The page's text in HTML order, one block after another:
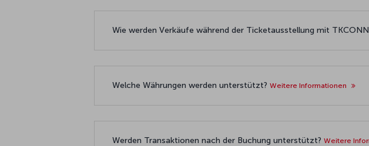
Wie werden Verkäufe während der Ticketausstellung mit
Welche Währungen werden unterstützt? Weitere Informationen
Werden Transaktionen nach der Buchung unterstützt? Weitere